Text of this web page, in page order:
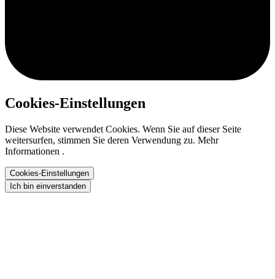
Cookies-Einstellungen
Diese Website verwendet Cookies. Wenn Sie auf dieser Seite
weitersurfen, stimmen Sie deren Verwendung zu. Mehr
Informationen .
Cookies-Einstellungen
Ich bin einverstanden